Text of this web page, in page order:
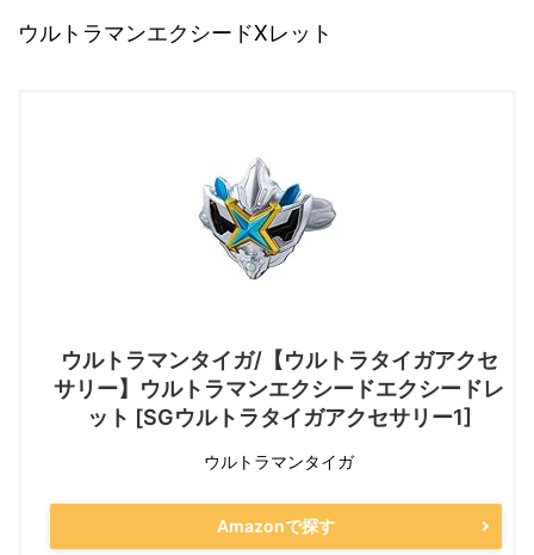
ウルトラマンエクシードXレット
ウルトラマンタイガ/【ウルトラタイガアクセ
サリー】ウルトラマンエクシードエクシードレ
ット [SGウルトラタイガアクセサリー1]
ウルトラマンタイガ
Amazonで探す